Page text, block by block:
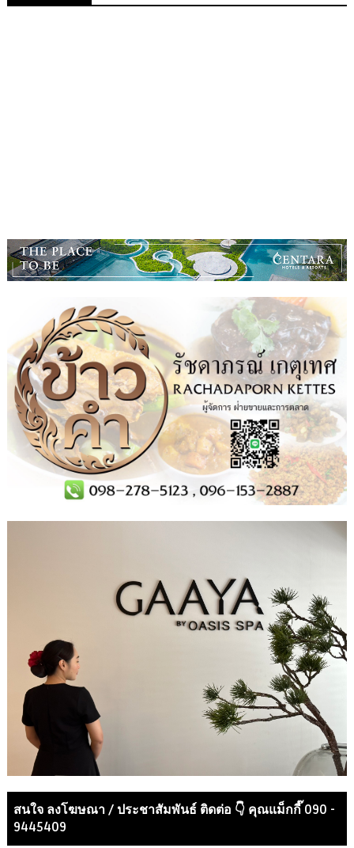
สนใจ ลงโฆษณา / ประชาสัมพันธ์ ติดต่อ 👇 คุณแม็กกี๊ 090 -
9445409